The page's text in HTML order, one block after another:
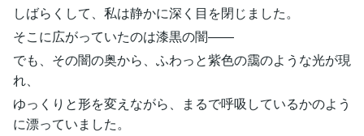
しばらくして、私は静かに深く目を閉じました。
そこに広がっていたのは漆黒の闇――
でも、その闇の奥から、ふわっと紫色の靄のような光が現
れ、
ゆっくりと形を変えながら、まるで呼吸しているかのよう
に漂っていました。